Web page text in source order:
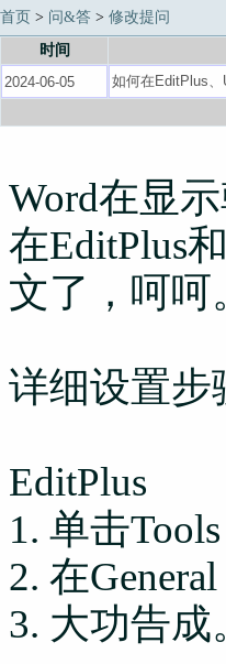
首页 > 问&答 > 修改提问
时间
Word在显
在EditPlus
文了，呵呵
详细设置步
EditPlus
1. 单击
2. 在
3. 大功告成